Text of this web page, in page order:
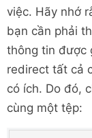
việc. Hãy nhớ
bạn cần phải
thông tin được
redirect tất cả
có ích. Do đó,
cùng một tệp: